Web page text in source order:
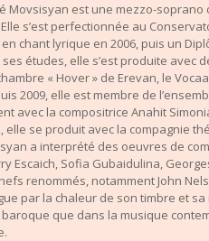
Movsisyan est une mezzo-
s’est perfectionnée au
chant lyrique en 2006, puis un
études, elle s’est produite
« Hover » de Erevan, le
2009, elle est membre de
avec la compositrice Anahit
elle se produit avec la compagnie
a interprété des oeuvres de
Escaich, Sofia Gubaidulina,
renommés, notamment John
par la chaleur de son timbre et
que dans la musique